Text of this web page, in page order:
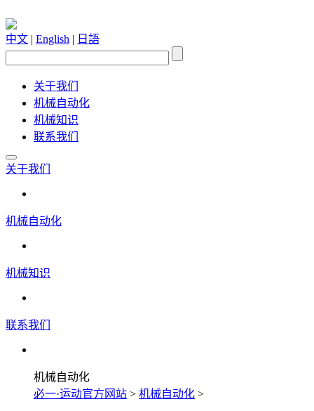
中文 | English | 日語
关于我们
机械自动化
机械知识
联系我们
关于我们
机械自动化
机械知识
联系我们
机械自动化
必一·运动官方网站 > 机械自动化 >